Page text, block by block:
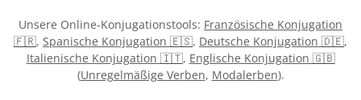
Unsere Online-Konjugationstools: Französische Konjugation
🇫🇷, Spanische Konjugation 🇪🇸, Deutsche Konjugation 🇩🇪,
Italienische Konjugation 🇮🇹, Englische Konjugation 🇬🇧
(Unregelmäßige Verben, Modalerben).